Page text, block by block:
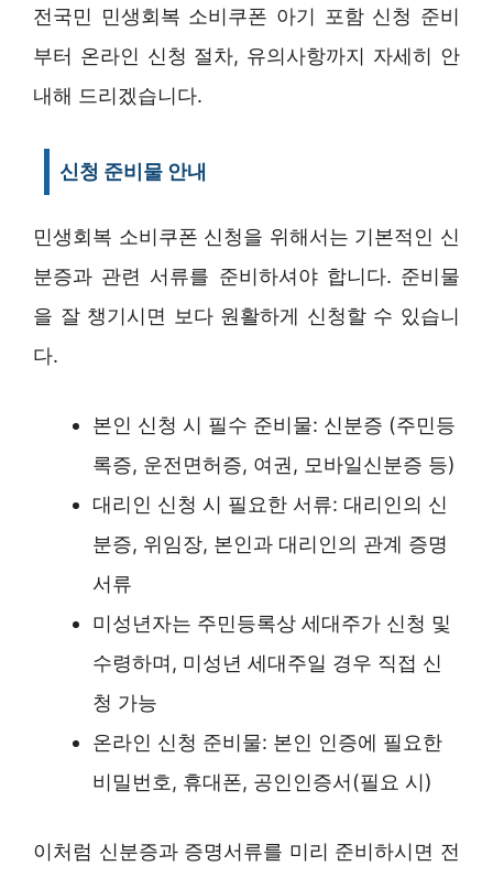
전국민 민생회복 소비쿠폰 아기 포함 신청 준비
부터 온라인 신청 절차, 유의사항까지 자세히 안
내해 드리겠습니다.
신청 준비물 안내
민생회복 소비쿠폰 신청을 위해서는 기본적인 신
분증과 관련 서류를 준비하셔야 합니다. 준비물
을 잘 챙기시면 보다 원활하게 신청할 수 있습니
다.
본인 신청 시 필수 준비물: 신분증 (주민등
록증, 운전면허증, 여권, 모바일신분증 등)
대리인 신청 시 필요한 서류: 대리인의 신
분증, 위임장, 본인과 대리인의 관계 증명
서류
미성년자는 주민등록상 세대주가 신청 및
수령하며, 미성년 세대주일 경우 직접 신
청 가능
온라인 신청 준비물: 본인 인증에 필요한
비밀번호, 휴대폰, 공인인증서(필요 시)
이처럼 신분증과 증명서류를 미리 준비하시면 전